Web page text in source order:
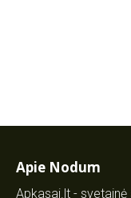
Apie Nodum
Apkasai.lt -